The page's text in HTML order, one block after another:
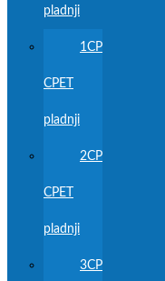
pladnji
1CP
CPET
pladnji
2CP
CPET
pladnji
3CP